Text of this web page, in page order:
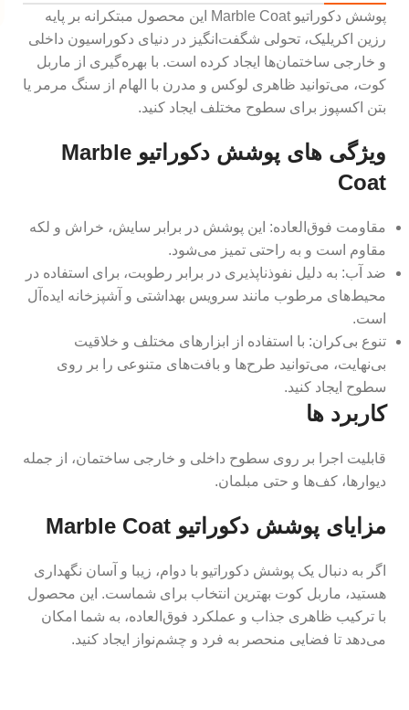
پوشش دکوراتیو Marble Coat این محصول مبتکرانه بر پایه
رزین اکریلیک، تحولی شگفت‌انگیز در دنیای دکوراسیون داخلی
و خارجی ساختمان‌ها ایجاد کرده است. با بهره‌گیری از ماربل
کوت، می‌توانید ظاهری لوکس و مدرن با الهام از سنگ مرمر یا
بتن اکسپوز برای سطوح مختلف ایجاد کنید.
ویژگی های پوشش دکوراتیو Marble
Coat
مقاومت فوق‌العاده: این پوشش در برابر سایش، خراش و لکه
مقاوم است و به راحتی تمیز می‌شود.
ضد آب: به دلیل نفوذناپذیری در برابر رطوبت، برای استفاده در
محیط‌های مرطوب مانند سرویس بهداشتی و آشپزخانه ایده‌آل
است.
تنوع بی‌کران: با استفاده از ابزارهای مختلف و خلاقیت
بی‌نهایت، می‌توانید طرح‌ها و بافت‌های متنوعی را بر روی
سطوح ایجاد کنید.
کاربرد ها
قابلیت اجرا بر روی سطوح داخلی و خارجی ساختمان، از جمله
دیوارها، کف‌ها و حتی مبلمان.
مزایای پوشش دکوراتیو Marble Coat
اگر به دنبال یک پوشش دکوراتیو با دوام، زیبا و آسان نگهداری
هستید، ماربل کوت بهترین انتخاب برای شماست. این محصول
با ترکیب ظاهری جذاب و عملکرد فوق‌العاده، به شما امکان
می‌دهد تا فضایی منحصر به فرد و چشم‌نواز ایجاد کنید.